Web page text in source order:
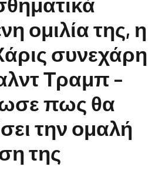
ομιλία της, η
συνεχάρη
Τραμπ –
πως θα
την ομαλή
της